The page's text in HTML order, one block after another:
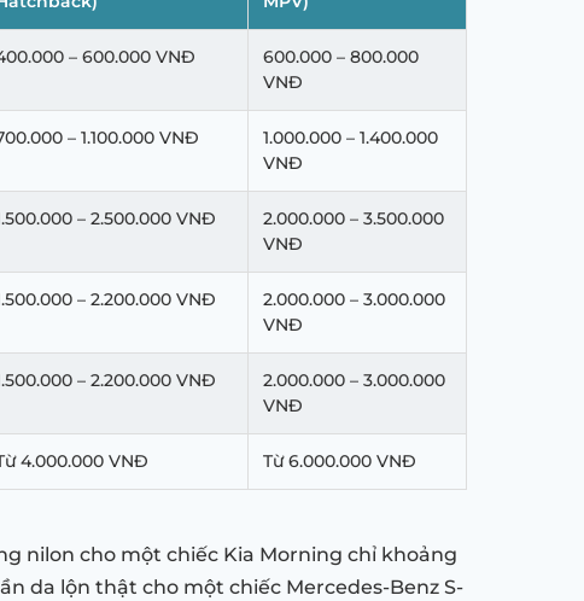
– 600.000 VNĐ
600.000 – 800.000
VNĐ
– 1.100.000 VNĐ
1.000.000 – 1.400.000
VNĐ
– 2.500.000 VNĐ
2.000.000 – 3.500.000
VNĐ
– 2.200.000 VNĐ
2.000.000 – 3.000.000
VNĐ
– 2.200.000 VNĐ
2.000.000 – 3.000.000
VNĐ
4.000.000 VNĐ Từ 6.000.000 VNĐ
nilon cho một chiếc Kia Morning chỉ khoảng
da lộn thật cho một chiếc Mercedes-Benz S-